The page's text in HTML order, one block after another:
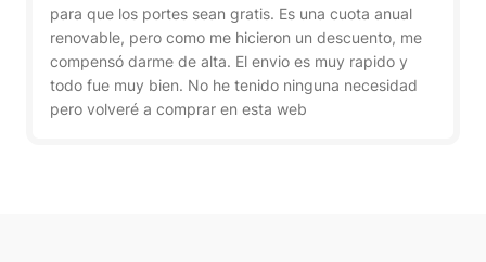
para que los portes sean gratis. Es una cuota anual
renovable, pero como me hicieron un descuento, me
compensó darme de alta. El envio es muy rapido y
todo fue muy bien. No he tenido ninguna necesidad
pero volveré a comprar en esta web